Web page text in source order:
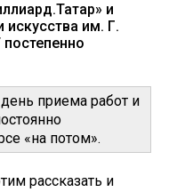
и
искусства им. Г.
приема работ и
«на потом».
рассказать и